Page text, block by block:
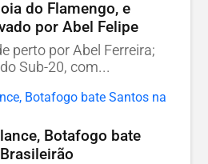
do Flamengo, e
por Abel Felipe
perto por Abel Ferreira;
Sub-20, com...
Botafogo bate